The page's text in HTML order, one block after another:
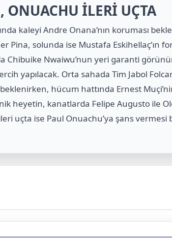
ONUACHU İLERİ UÇTA
kaleyi Andre Onana’nın koruması
Pina, solunda ise Mustafa Eskihellaç’ın
Chibuike Nwaiwu’nun yeri garanti
yapılacak. Orta sahada Tim Jabol
hücum hattında Ernest
heyetin, kanatlarda Felipe Augusto ile
uçta ise Paul Onuachu’ya şans vermesi